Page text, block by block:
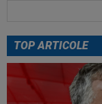
23:52 EXCLUSIV
pe 3.000.000 €”
EXCLUSIV
TOP ARTICOLE